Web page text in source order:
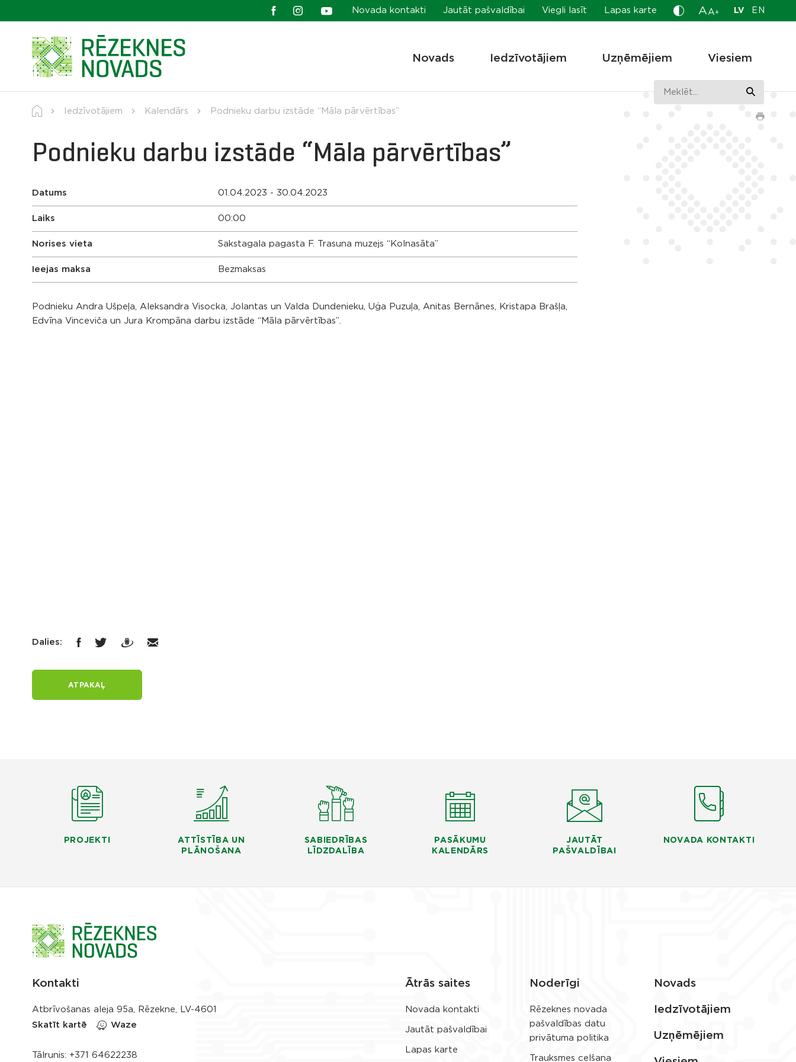
Novada kontakti Jautāt pašvaldībai Viegli lasīt Lapas karte A A+ LV EN
Novads Iedzīvotājiem Uzņēmējiem Viesiem
Iedzīvotājiem Kalendārs Podnieku darbu izstāde “Māla pārvērtības”
Podnieku darbu izstāde “Māla pārvērtības”
Datums 01.04.2023 - 30.04.2023
Laiks 00:00
Norises vieta Sakstagala pagasta F. Trasuna muzejs “Kolnasāta”
Ieejas maksa Bezmaksas
Podnieku Andra Ušpeļa, Aleksandra Visocka, Jolantas un Valda Dundenieku, Uģa Puzuļa, Anitas Bernānes, Kristapa Brašļa,
Edvīna Vinceviča un Jura Krompāna darbu izstāde “Māla pārvērtības”.
Dalies:
ATPAKAĻ
PROJEKTI
ATTĪSTĪBA UN
PLĀNOŠANA
SABIEDRĪBAS
LĪDZDALĪBA
PASĀKUMU
KALENDĀRS
JAUTĀT
PAŠVALDĪBAI
NOVADA KONTAKTI
Kontakti
Atbrīvošanas aleja 95a, Rēzekne, LV-4601
Skatīt kartē
Waze
Tālrunis: +371 64622238
Ātrās saites
Novada kontakti
Jautāt pašvaldībai
Lapas karte
Noderīgi
Rēzeknes novada
pašvaldības datu
privātuma politika
Trauksmes celšana
Novads
Iedzīvotājiem
Uzņēmējiem